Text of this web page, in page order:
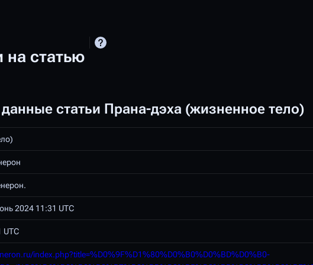
на статью
статьи Прана-дэха (жизненное тело)
.
2024 11:31 UTC
UTC
index.php?title=%D0%9F%D1%80%D0%B0%D0%BD%D0%B0-